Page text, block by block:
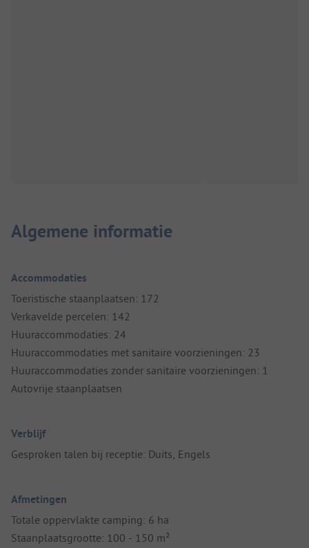
Algemene informatie
Accommodaties
Toeristische staanplaatsen: 172
Verkavelde percelen: 142
Huuraccommodaties: 24
Huuraccommodaties met sanitaire voorzieningen: 23
Huuraccommodaties zonder sanitaire voorzieningen: 1
Autovrije staanplaatsen
Verblijf
Gesproken talen bij receptie: Duits, Engels
Afmetingen
Totale oppervlakte camping: 6 ha
Staanplaatsgrootte: 100 - 150 m²